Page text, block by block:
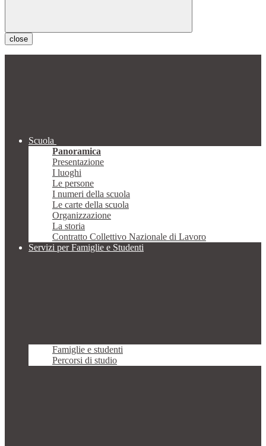
close
Scuola
Panoramica
Presentazione
I luoghi
Le persone
I numeri della scuola
Le carte della scuola
Organizzazione
La storia
Contratto Collettivo Nazionale di Lavoro
Servizi per Famiglie e Studenti
Famiglie e studenti
Percorsi di studio